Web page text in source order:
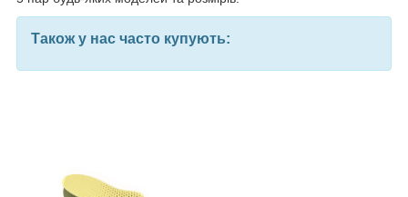
Також у нас часто купують: